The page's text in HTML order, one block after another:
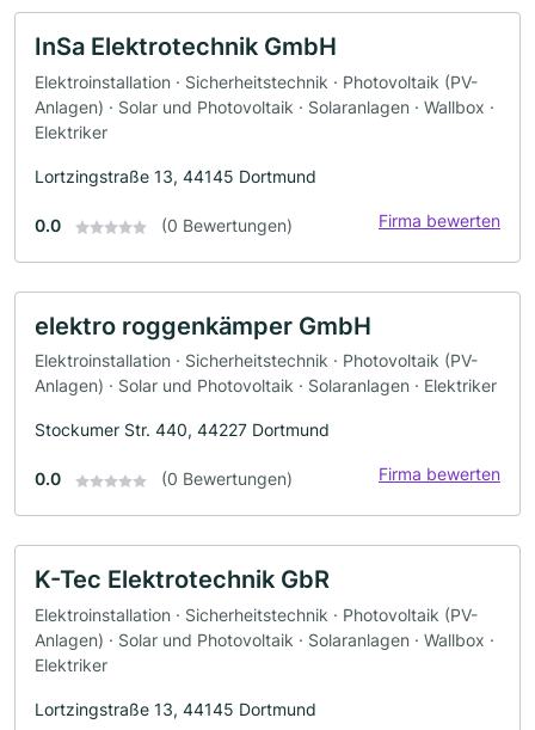
InSa Elektrotechnik GmbH
Elektroinstallation · Sicherheitstechnik · Photovoltaik (PV-
Anlagen) · Solar und Photovoltaik · Solaranlagen · Wallbox ·
Elektriker
Lortzingstraße 13, 44145 Dortmund
0.0 (0 Bewertungen) Firma bewerten
elektro roggenkämper GmbH
Elektroinstallation · Sicherheitstechnik · Photovoltaik (PV-
Anlagen) · Solar und Photovoltaik · Solaranlagen · Elektriker
Stockumer Str. 440, 44227 Dortmund
0.0 (0 Bewertungen) Firma bewerten
K-Tec Elektrotechnik GbR
Elektroinstallation · Sicherheitstechnik · Photovoltaik (PV-
Anlagen) · Solar und Photovoltaik · Solaranlagen · Wallbox ·
Elektriker
Lortzingstraße 13, 44145 Dortmund